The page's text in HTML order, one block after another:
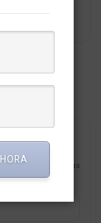
con las noticias